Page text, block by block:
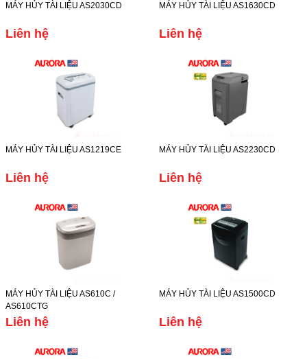
MÁY HỦY TÀI LIỆU AS2030CD
Liên hệ
MÁY HỦY TÀI LIỆU AS1630CD
Liên hệ
MÁY HỦY TÀI LIỆU AS1219CE
Liên hệ
MÁY HỦY TÀI LIỆU AS2230CD
Liên hệ
MÁY HỦY TÀI LIỆU AS610C /
AS610CTG
Liên hệ
MÁY HỦY TÀI LIỆU AS1500CD
Liên hệ